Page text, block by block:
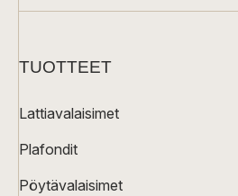
TUOTTEET
Lattiavalaisimet
Plafondit
Pöytävalaisimet